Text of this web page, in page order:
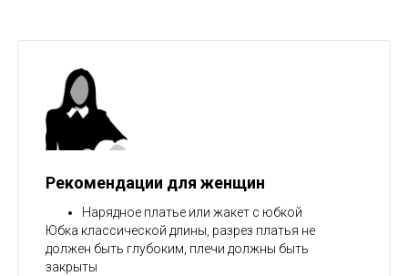
Рекомендации для женщин
Нарядное платье или жакет с юбкой
Юбка классической длины, разрез платья не
должен быть глубоким, плечи должны быть
закрыты